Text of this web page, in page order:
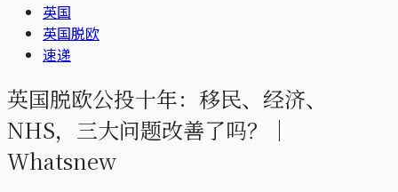
英国
英国脱欧
速递
英国脱欧公投十年：移民、经济、
NHS，三大问题改善了吗？｜
Whatsnew